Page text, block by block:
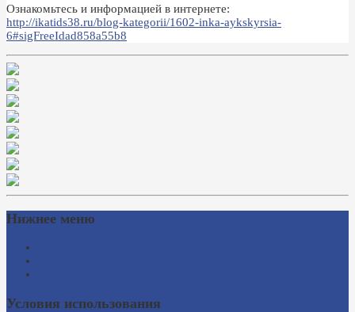
Ознакомьтесь и информацией в интернете:
http://ikatids38.ru/blog-kategorii/1602-inka-aykskyrsia-
6#sigFreeIdad858a55b8
Нижнее меню
Условия использования